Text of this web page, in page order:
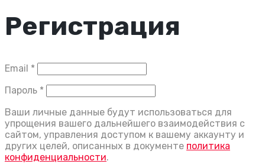
Регистрация
Email *
Пароль *
Ваши личные данные будут использоваться для
упрощения вашего дальнейшего взаимодействия с
сайтом, управления доступом к вашему аккаунту и
других целей, описанных в документе политика
конфиденциальности.